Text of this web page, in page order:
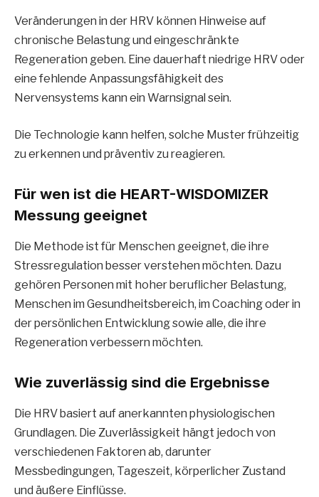
Veränderungen in der HRV können Hinweise auf
chronische Belastung und eingeschränkte
Regeneration geben. Eine dauerhaft niedrige HRV oder
eine fehlende Anpassungsfähigkeit des
Nervensystems kann ein Warnsignal sein.
Die Technologie kann helfen, solche Muster frühzeitig
zu erkennen und präventiv zu reagieren.
Für wen ist die HEART-WISDOMIZER
Messung geeignet
Die Methode ist für Menschen geeignet, die ihre
Stressregulation besser verstehen möchten. Dazu
gehören Personen mit hoher beruflicher Belastung,
Menschen im Gesundheitsbereich, im Coaching oder in
der persönlichen Entwicklung sowie alle, die ihre
Regeneration verbessern möchten.
Wie zuverlässig sind die Ergebnisse
Die HRV basiert auf anerkannten physiologischen
Grundlagen. Die Zuverlässigkeit hängt jedoch von
verschiedenen Faktoren ab, darunter
Messbedingungen, Tageszeit, körperlicher Zustand
und äußere Einflüsse.